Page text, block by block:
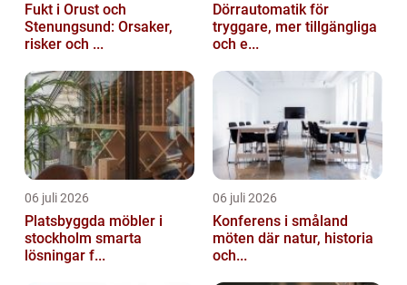
Fukt i Orust och
Stenungsund: Orsaker,
risker och ...
Dörrautomatik för
tryggare, mer tillgängliga
och e...
06 juli 2026
Platsbyggda möbler i
stockholm smarta
lösningar f...
06 juli 2026
Konferens i småland
möten där natur, historia
och...